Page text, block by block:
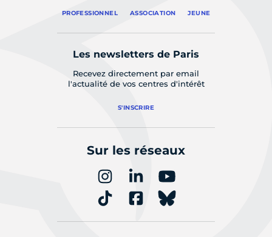
PROFESSIONNEL ASSOCIATION JEUNE
Les newsletters de Paris
Recevez directement par email
l'actualité de vos centres d'intérêt
S'INSCRIRE
Sur les réseaux